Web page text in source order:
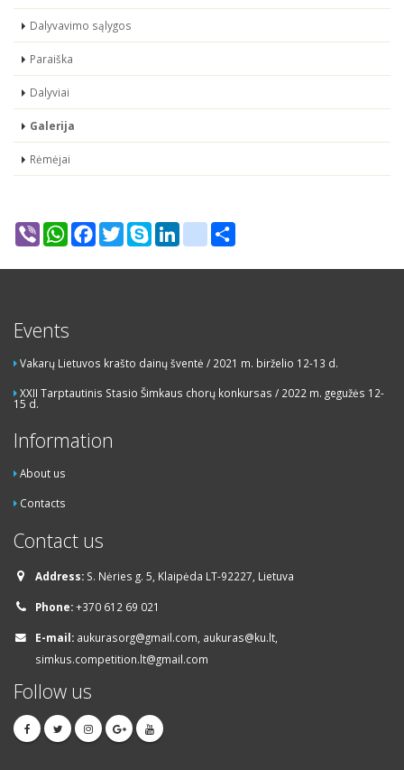
Dalyvavimo sąlygos
Paraiška
Dalyviai
Galerija
Rėmėjai
Viber WhatsAppFacebook
TwitterSkypeLinkedIngoogle_bookmarks
Events
Vakarų Lietuvos krašto dainų šventė / 2021 m. birželio 12-13 d.
XXII Tarptautinis Stasio Šimkaus chorų konkursas / 2022 m. gegužės 12-
15 d.
Information
About us
Contacts
Contact us
Address: S. Nėries g. 5, Klaipėda LT-92227, Lietuva
Phone:+370 612 69 021
E-mail: aukurasorg@gmail.com, aukuras@ku.lt,
simkus.competition.lt@gmail.com
Follow us